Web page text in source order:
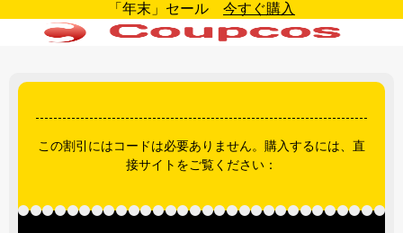
「年末」セール 今すぐ購入
この割引にはコードは必要ありません。購入するには、直
接サイトをご覧ください：